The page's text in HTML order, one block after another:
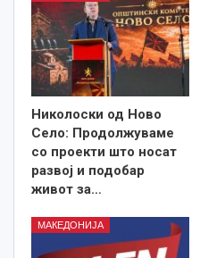
Николоски од Ново
Село: Продолжуваме
со проекти што носат
развој и подобар
живот за…
МАКЕДОНИЈА